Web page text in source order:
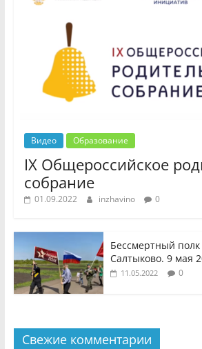
Видео Образование
IX Общероссийское
собрание
01.09.2022 inzhavino 0
Бессмертный
Салтыково. 9 мая
11.05.2022 0
Свежие комментарии